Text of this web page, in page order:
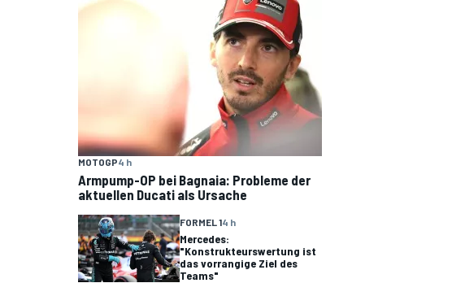
MOTOGP4 h
Armpump-OP bei Bagnaia: Probleme der
aktuellen Ducati als Ursache
FORMEL 14 h
Mercedes:
"Konstrukteurswertung ist
das vorrangige Ziel des
Teams"